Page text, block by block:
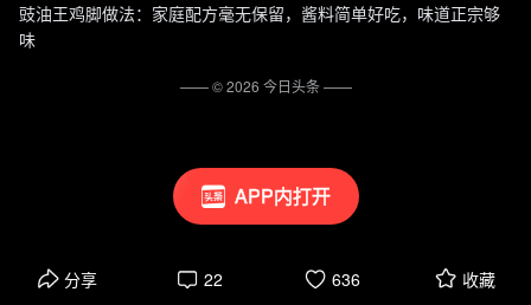
APP内打开
豉油王鸡脚做法：家庭配方毫无保留，酱料简单好吃，味道正宗够
味
分享 22 636 收藏
—— ©2026 今日头条——